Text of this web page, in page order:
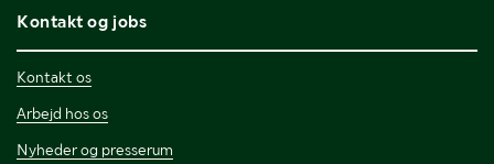
Kontakt og jobs
Kontakt os
Arbejd hos os
Nyheder og presserum